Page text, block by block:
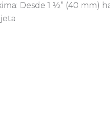
Desde 1 ½” (40 mm)